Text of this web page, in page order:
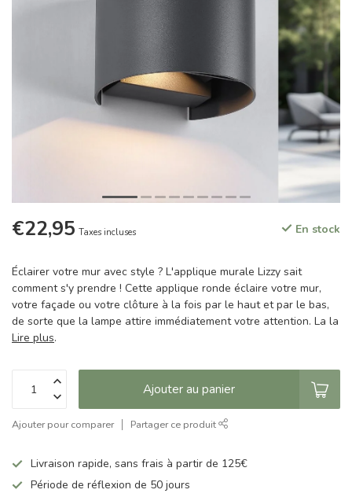
€22,95 Taxes incluses En stock
Éclairer votre mur avec style ? L'applique murale Lizzy sait
comment s'y prendre ! Cette applique ronde éclaire votre mur,
votre façade ou votre clôture à la fois par le haut et par le bas,
de sorte que la lampe attire immédiatement votre attention. La la
Lire plus.
Ajouter au panier
Ajouter pour comparer Partager ce produit
Livraison rapide, sans frais à partir de 125€
Période de réflexion de 50 jours